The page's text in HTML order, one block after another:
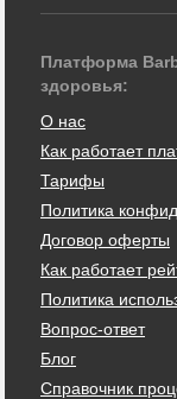
Платформа
здоровья:
О нас
Как работает
Тарифы
Политика
Договор оферты
Как работает
Политика
Вопрос-ответ
Блог
Справочник